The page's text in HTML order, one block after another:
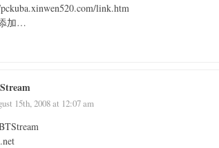
link.htm
加…
15th, 2008 at 12:07 am